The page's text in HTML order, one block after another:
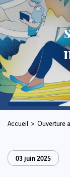
Accueil Ouverture
03 juin 2025